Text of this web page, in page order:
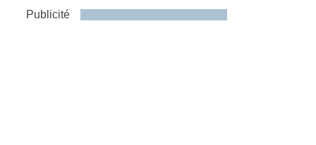
Publicité